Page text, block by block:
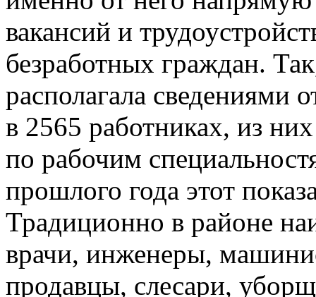
вакансий и
безработных граждан.
располагала сведениями
в 2565 работниках, из
по рабочим
прошлого года этот
Традиционно в районе
врачи, инженеры,
продавцы, слесари,